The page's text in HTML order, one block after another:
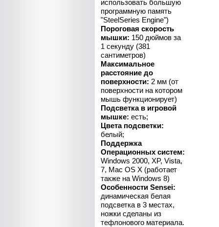
использовать большую
программную память
"SteelSeries Engine")
Пороговая скорость
мышки: 150 дюймов за
1 секунду (381
сантиметров)
Максимальное
расстояние до
поверхности: 2 мм (от
поверхности на котором
мышь функционирует)
Подсветка в игровой
мышке: есть;
Цвета подсветки:
белый;
Поддержка
Операционных систем:
Windows 2000, XP, Vista,
7, Mac OS X (работает
также на Windows 8)
Особенности Sensei:
динамическая белая
подсветка в 3 местах,
ножки сделаны из
тефлонового материала.